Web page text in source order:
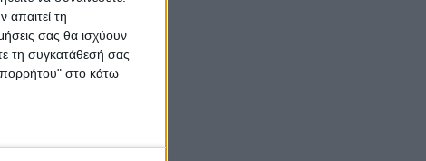
τη
σας θα ισχύουν
τη συγκατάθεσή σας
στο κάτω